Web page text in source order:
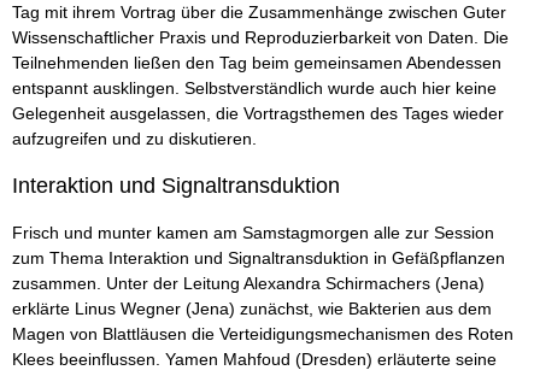
Tag mit ihrem Vortrag über die Zusammenhänge zwischen Guter
Wissenschaftlicher Praxis und Reproduzierbarkeit von Daten. Die
Teilnehmenden ließen den Tag beim gemeinsamen Abendessen
entspannt ausklingen. Selbstverständlich wurde auch hier keine
Gelegenheit ausgelassen, die Vortragsthemen des Tages wieder
aufzugreifen und zu diskutieren.
Interaktion und Signaltransduktion
Frisch und munter kamen am Samstagmorgen alle zur Session
zum Thema Interaktion und Signaltransduktion in Gefäßpflanzen
zusammen. Unter der Leitung Alexandra Schirmachers (Jena)
erklärte Linus Wegner (Jena) zunächst, wie Bakterien aus dem
Magen von Blattläusen die Verteidigungsmechanismen des Roten
Klees beeinflussen. Yamen Mahfoud (Dresden) erläuterte seine